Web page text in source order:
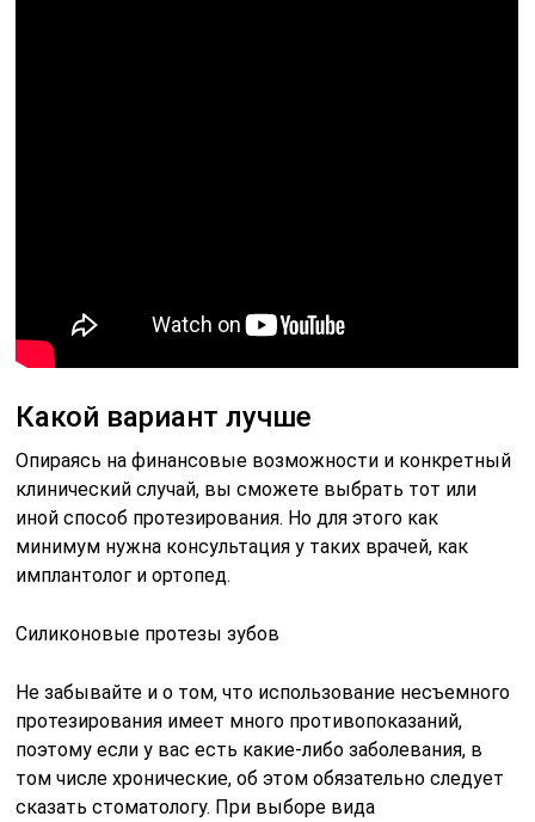
Какой вариант лучше
Опираясь на финансовые возможности и конкретный
клинический случай, вы сможете выбрать тот или
иной способ протезирования. Но для этого как
минимум нужна консультация у таких врачей, как
имплантолог и ортопед.
Силиконовые протезы зубов
Не забывайте и о том, что использование несъемного
протезирования имеет много противопоказаний,
поэтому если у вас есть какие-либо заболевания, в
том числе хронические, об этом обязательно следует
сказать стоматологу. При выборе вида